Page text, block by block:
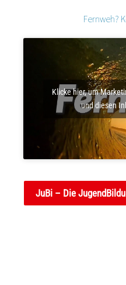
Fernweh?
Klicke hier, um
und diesen
JuBi – Die